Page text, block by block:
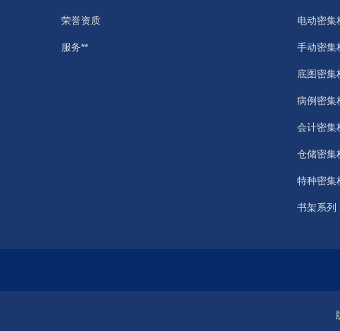
荣誉资质
服务**
电动密集
手动密集
底图密集
病例密集
会计密集
仓储密集
特种密集
书架系列